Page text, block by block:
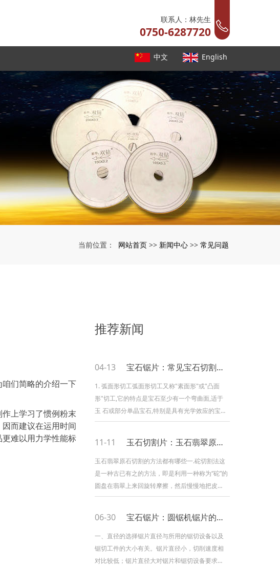
联系人：林先生
0750-6287720
中文 English
当前位置： 网站首页 >> 新闻中心 >> 常见问题
们简略的介绍一下
上学习了惯例粉末
而建议在运用时间
难以用力学性能标
推荐新闻
04-13 宝石锯片：常见宝石切割的几种方式
1. 弧面形切工弧面形切工又称"素面形"或"凸面
形"切工,它的特点是宝石至少有一个弯曲面,适于
玉 石或部分单晶宝石,特别是具有光学效应的宝石
的加工,如玉石、玛瑙、绿松石、欧 泊、猫眼等。
或者是圆形的半球状。除 了传统的椭圆形外,弧面
形宝石也可以
11-11 玉石切割片：玉石翡翠原石切割的方法都有哪些
玉石翡翠原石切割的方法都有哪些一.砣切割法这
是一种古已有之的方法，即是利用一种称为“砣”的
圆盘在翡翠上来回旋转摩擦，然后慢慢地把皮壳
磨去。(砣，即利用简单的机械原理作旋转切割被
安装一个圆盘，然后将缠在轴子上的带子连接到
脚踏板上，治玉工匠交替踩脚
06-30 宝石锯片：圆锯机锯片的选择与使用
一、直径的选择锯片直径与所用的锯切设备以及
锯切工件的大小有关。锯片直径小，切削速度相
对比较低；锯片直径大对锯片和锯切设备要求就